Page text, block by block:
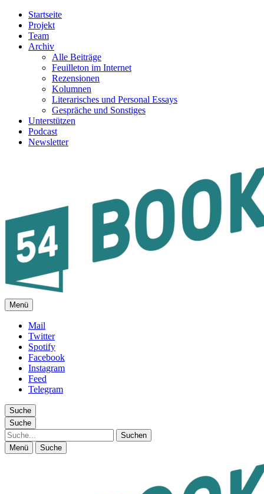
Startseite
Projekt
Team
Archiv
Alle Beiträge
Feuilleton im Internet
Rezensionen
Kolumnen
Literarisches und Personal Essays
Gespräche und Sonstiges
Unterstützen
Podcast
Newsletter
FEUILLETON IM INTERNET
Menü
Mail
Twitter
Spotify
Facebook
Instagram
Feed
Telegram
Suche
Suche
Suche
Menü Suche